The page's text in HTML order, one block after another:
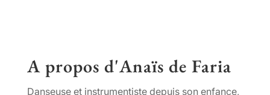
A propos d'Anaïs de Faria
Danseuse et instrumentiste depuis son enfance,